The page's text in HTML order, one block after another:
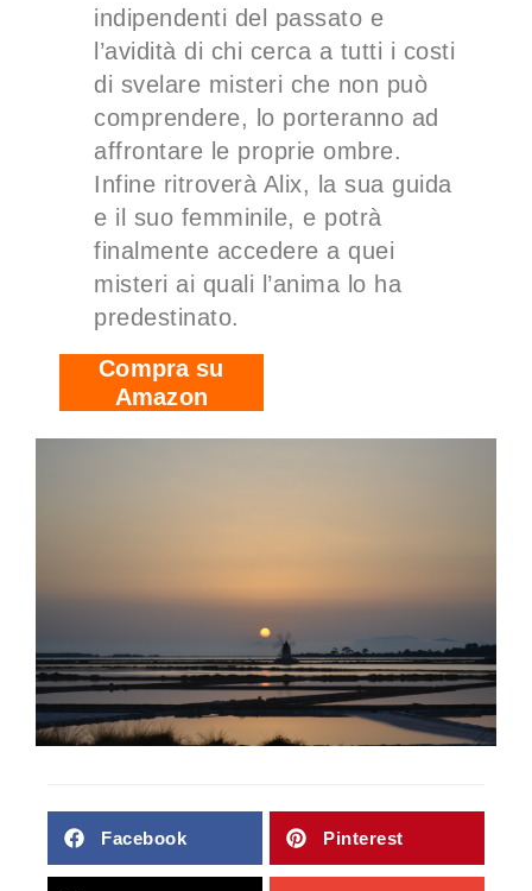
indipendenti del passato e
l’avidità di chi cerca a tutti i costi
di svelare misteri che non può
comprendere, lo porteranno ad
affrontare le proprie ombre.
Infine ritroverà Alix, la sua guida
e il suo femminile, e potrà
finalmente accedere a quei
misteri ai quali l’anima lo ha
predestinato.
Compra su
Amazon
Facebook Pinterest